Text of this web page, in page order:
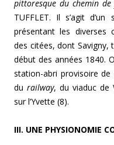
pittoresque du chemin
TUFFLET. Il s’agit
présentant les diverses
des citées, dont Savigny,
début des années 1840.
station-abri provisoire de
du railway, du viaduc de
sur l’Yvette (8).
III. UNE PHYSIONOMIE